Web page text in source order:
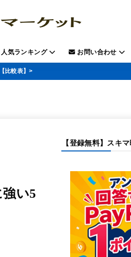
気ランキング お問い合わせ
比較表】>
い5
【登録無料】スキ